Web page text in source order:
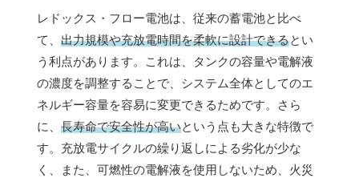
レドックス・フロー電池は、従来の蓄電池と比べ
て、 出力規模や充放電時間を柔軟に設計できるとい
う利点があります。これは、タンクの容量や電解液
の濃度を調整することで、システム全体としてのエ
ネルギー容量を容易に変更できるためです。さら
に、 長寿命で安全性が高いという点も大きな特徴で
す。充放電サイクルの繰り返しによる劣化が少な
く、また、可燃性の電解液を使用しないため、火災